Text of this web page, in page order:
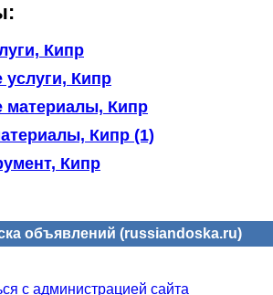
Кипр
Кипр
материалы, Кипр
Кипр (1)
Кипр
объявлений (russiandoska.ru)
с администрацией сайта